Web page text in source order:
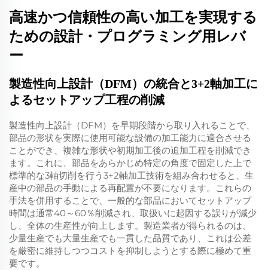
高速かつ信頼性の高い加工を実現する
ための設計・プログラミング用レバ
ー
製造性向上設計（DFM）の統合と3+2軸加工に
よるセットアップ工程の削減
製造性向上設計（DFM）を早期段階から取り入れることで、
部品の形状を実際に使用可能な設備の加工能力に適合させる
ことができ、複雑な形状や初期加工後の追加工程を削減でき
ます。これに、部品をあらかじめ特定の角度で固定した上で
標準的な3軸切削を行う3+2軸加工技術を組み合わせると、生
産中の部品の手動による再配置が不要になります。これらの
手法を併用することで、一般的な部品においてセットアップ
時間は通常40～60％削減され、取扱いに起因する誤りが減少
し、全体の生産性が向上します。製造業者が得られるのは、
少量生産でも大量生産でも一貫した品質であり、これは公差
を厳密に維持しつつコストを抑制しようとする際に極めて重
要です。